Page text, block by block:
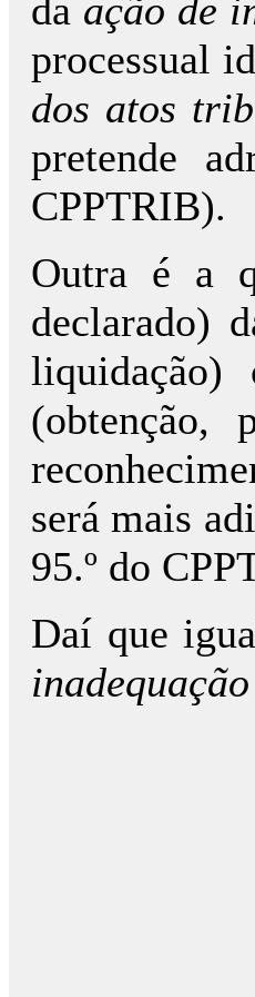
da ação de
processual
dos atos
pretende
CPPTRIB).
Outra é a
declarado)
(obtenção,
será mais
95.º do
Daí que